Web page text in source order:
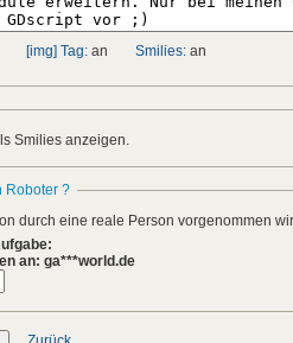
[img] Tag: an Smilies: an
Smilies anzeigen.
Roboter ?
durch eine reale Person vorgenommen
an: ga***world.de